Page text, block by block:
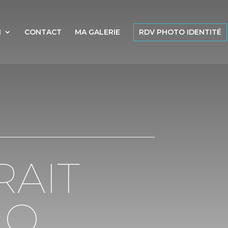
CONTACT MA GALERIE RDV PHOTO IDENTITÉ